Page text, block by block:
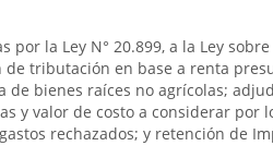
la Ley N° 20.899, a la Ley
de tributación en base a renta
bienes raíces no agrícolas;
y valor de costo a considerar por
rechazados; y retención de